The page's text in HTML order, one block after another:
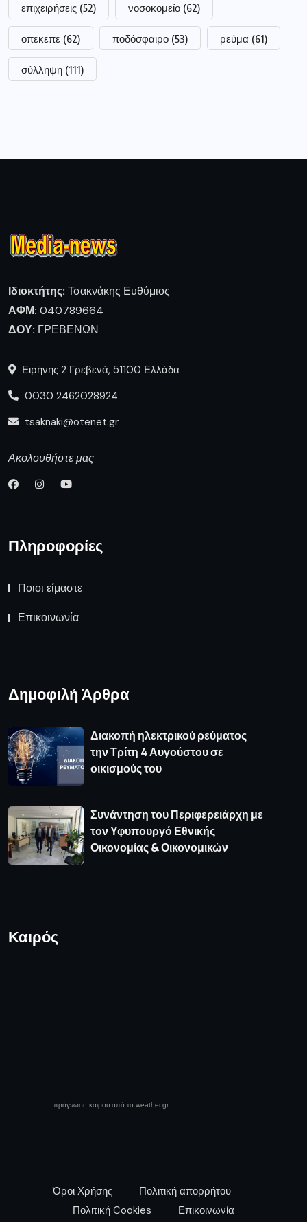
επιχειρήσεις (52) νοσοκομείο (62)
οπεκεπε (62) ποδόσφαιρο (53) ρεύμα (61)
σύλληψη (111)
Ιδιοκτήτης: Τσακνάκης Ευθύμιος
ΑΦΜ: 040789664
ΔΟΥ: ΓΡΕΒΕΝΩΝ
Ειρήνης 2 Γρεβενά, 51100 Ελλάδα
0030 2462028924
tsaknaki@otenet.gr
Ακολουθήστε μας
Πληροφορίες
Ποιοι είμαστε
Επικοινωνία
Δημοφιλή Άρθρα
Διακοπή ηλεκτρικού ρεύματος
την Τρίτη 4 Αυγούστου σε
οικισμούς του
Συνάντηση του Περιφερειάρχη με
τον Υφυπουργό Εθνικής
Οικονομίας & Οικονομικών
Καιρός
πρόγνωση καιρού από το weather.gr
Όροι Χρήσης
Πολιτική απορρήτου
Πολιτική Cookies
Επικοινωνία